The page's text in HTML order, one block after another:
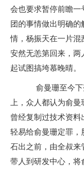
会也要求暂停前瞻一
团的事情做出明确
情，杨振天在一片混
安然无恙第回来，两
起试图搞垮慕晚晴。
俞曼珊至今下
上，众人都认为俞
曾经复制过技术资
轻易给俞曼珊定罪，
石出之前，由全叔来
带人到研发中心，将